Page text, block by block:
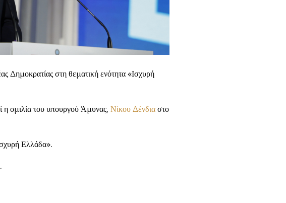
Δημοκρατίας στη θεματική ενότητα «Ισχυρή
ομιλία του υπουργού Άμυνας, Νίκου Δένδια στο
Ελλάδα».